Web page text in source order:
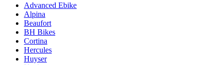
Advanced Ebike
Alpina
Beaufort
BH Bikes
Cortina
Hercules
Huyser